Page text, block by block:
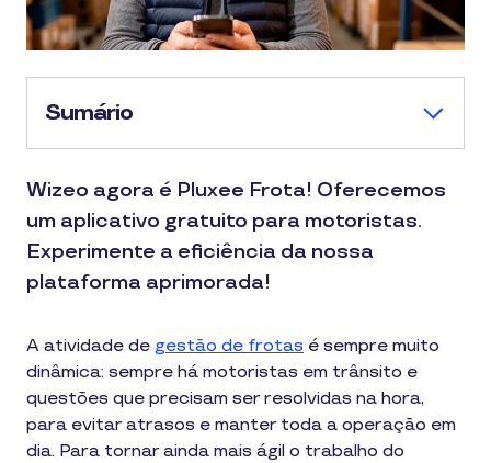
Sumário
Wizeo agora é Pluxee Frota! Oferecemos
um aplicativo gratuito para motoristas.
Experimente a eficiência da nossa
plataforma aprimorada!
A atividade de gestão de frotas é sempre muito
dinâmica: sempre há motoristas em trânsito e
questões que precisam ser resolvidas na hora,
para evitar atrasos e manter toda a operação em
dia. Para tornar ainda mais ágil o trabalho do